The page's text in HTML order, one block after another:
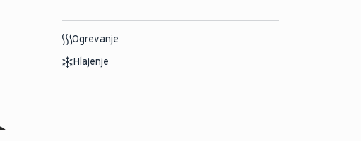
Ogrevanje
Hlajenje